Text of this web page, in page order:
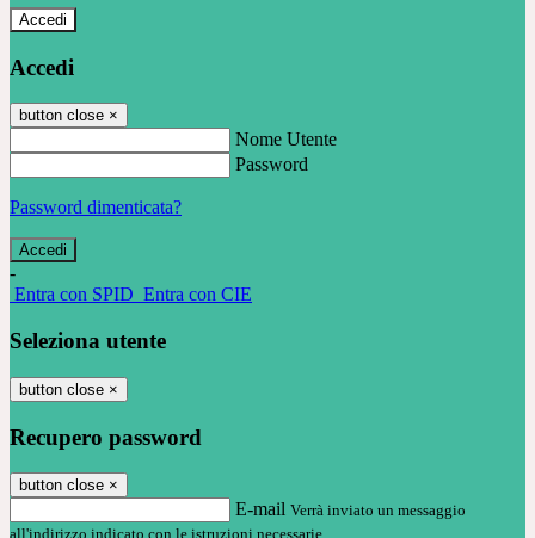
Accedi
Accedi
button close ×
Nome Utente
Password
Password dimenticata?
-
Entra con SPID Entra con CIE
Seleziona utente
button close ×
Recupero password
button close ×
E-mail Verrà inviato un messaggio
all'indirizzo indicato con le istruzioni necessarie.